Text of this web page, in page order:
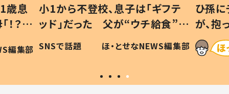
歳息
？」
編集部
小1から不登校、息子は「ギフテ
ッド」だった 父が“ウチ給食”を
作り続ける理由とは #令和の親
#令和の子
SNSで話題 ほ・とせなNEWS編集部
ひ孫
が、
「涙が
い」